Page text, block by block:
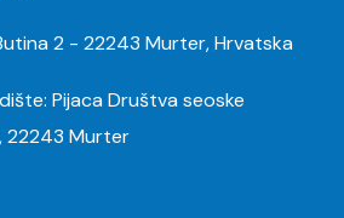
2 - 22243 Murter, Hrvatska
Pijaca Društva seoske
22243 Murter